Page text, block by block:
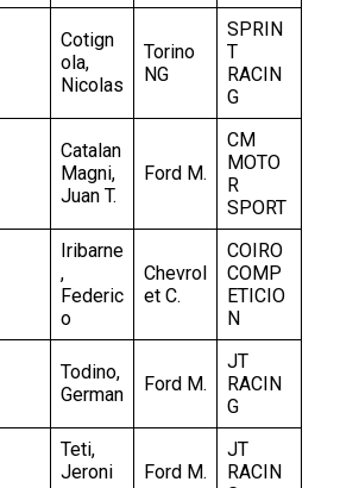
Cotign
ola,
Nicolas
Torino
NG
SPRIN
T
RACIN
G
Catalan
Magni,
Juan T.
Ford M.
CM
MOTO
R
SPORT
Iribarne
,
Federic
o
Chevrol
et C.
COIRO
COMP
ETICIO
N
Todino,
German
Ford M.
JT
RACIN
G
Teti,
Jeroni
Ford M.
JT
RACIN